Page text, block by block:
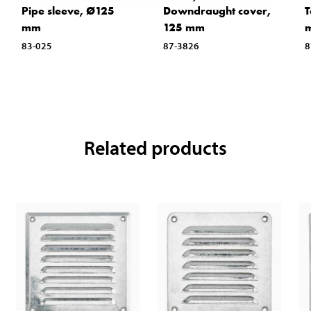
Pipe sleeve, Ø125
mm
83-025
Downdraught cover,
125 mm
87-3826
Related products